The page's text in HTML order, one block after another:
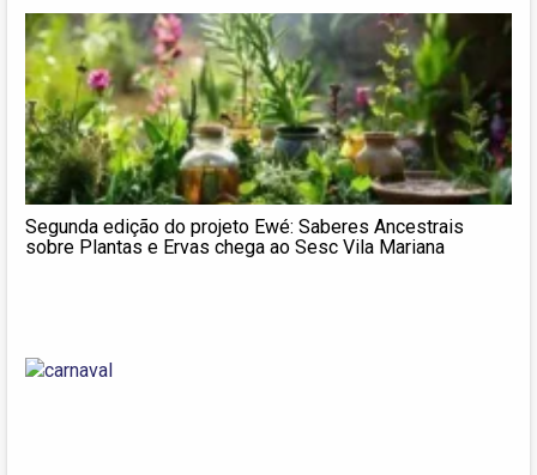
Segunda edição do projeto Ewé: Saberes Ancestrais
sobre Plantas e Ervas chega ao Sesc Vila Mariana